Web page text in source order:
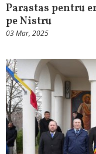
Parastas pentru
pe Nistru
03 Mar, 2025